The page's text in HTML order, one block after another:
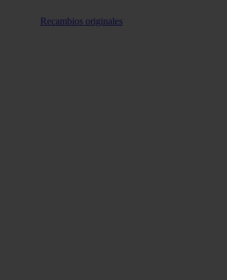
Recambios originales